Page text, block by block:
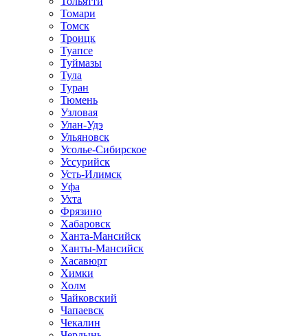
Томари
Томск
Троицк
Туапсе
Туймазы
Тула
Туран
Тюмень
Узловая
Улан-Удэ
Ульяновск
Усолье-Сибирское
Уссурийск
Усть-Илимск
Уфа
Ухта
Фрязино
Хабаровск
Ханта-Мансийск
Ханты-Мансийск
Хасавюрт
Химки
Холм
Чайковский
Чапаевск
Чекалин